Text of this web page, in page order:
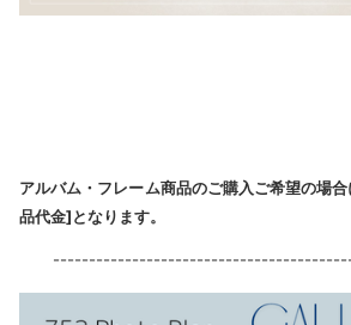
アルバム・フレーム商品のご購入ご希望の場
品代金]となります。